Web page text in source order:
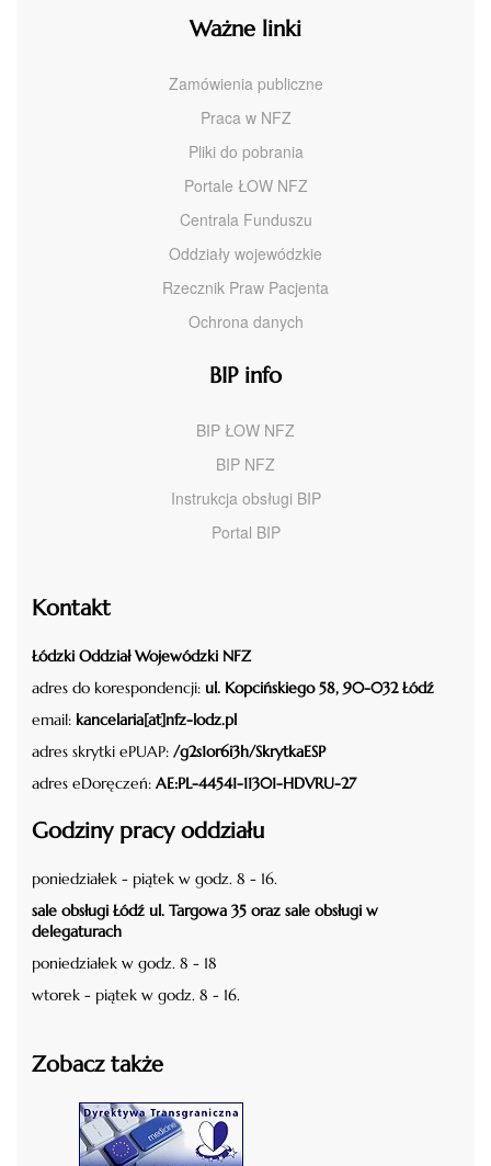
Ważne linki
Zamówienia publiczne
Praca w NFZ
Pliki do pobrania
Portale ŁOW NFZ
Centrala Funduszu
Oddziały wojewódzkie
Rzecznik Praw Pacjenta
Ochrona danych
BIP info
BIP ŁOW NFZ
BIP NFZ
Instrukcja obsługi BIP
Portal BIP
Kontakt
Łódzki Oddział Wojewódzki NFZ
adres do korespondencji: ul. Kopcińskiego 58, 90-032 Łódź
email: kancelaria[at]nfz-lodz.pl
adres skrytki ePUAP: /g2s1or6i3h/SkrytkaESP
adres eDoręczeń: AE:PL-44541-11301-HDVRU-27
Godziny pracy oddziału
poniedziałek - piątek w godz. 8 - 16.
sale obsługi Łódź ul. Targowa 35 oraz sale obsługi w
delegaturach
poniedziałek w godz. 8 - 18
wtorek - piątek w godz. 8 - 16.
Zobacz także
czytaj więcej